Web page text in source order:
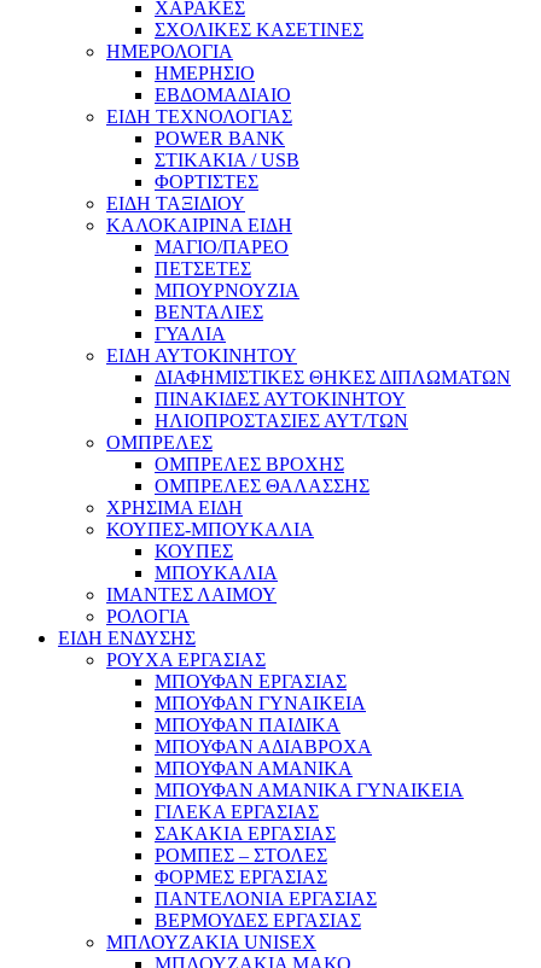
ΧΑΡΑΚΕΣ
ΣΧΟΛΙΚΕΣ ΚΑΣΕΤΙΝΕΣ
ΗΜΕΡΟΛΟΓΙΑ
ΗΜΕΡΗΣΙΟ
ΕΒΔΟΜΑΔΙΑΙΟ
ΕΙΔΗ ΤΕΧΝΟΛΟΓΙΑΣ
POWER BANK
ΣΤΙΚΑΚΙΑ / USB
ΦΟΡΤΙΣΤΕΣ
ΕΙΔΗ ΤΑΞΙΔΙΟΥ
ΚΑΛΟΚΑΙΡΙΝΑ ΕΙΔΗ
ΜΑΓΙΟ/ΠΑΡΕΟ
ΠΕΤΣΕΤΕΣ
ΜΠΟΥΡΝΟΥΖΙΑ
ΒΕΝΤΑΛΙΕΣ
ΓΥΑΛΙΑ
ΕΙΔΗ ΑΥΤΟΚΙΝΗΤΟΥ
ΔΙΑΦΗΜΙΣΤΙΚΕΣ ΘΗΚΕΣ ΔΙΠΛΩΜΑΤΩΝ
ΠΙΝΑΚΙΔΕΣ ΑΥΤΟΚΙΝΗΤΟΥ
ΗΛΙΟΠΡΟΣΤΑΣΙΕΣ ΑΥΤ/ΤΩΝ
ΟΜΠΡΕΛΕΣ
ΟΜΠΡΕΛΕΣ ΒΡΟΧΗΣ
ΟΜΠΡΕΛΕΣ ΘΑΛΑΣΣΗΣ
ΧΡΗΣΙΜΑ ΕΙΔΗ
ΚΟΥΠΕΣ-ΜΠΟΥΚΑΛΙΑ
ΚΟΥΠΕΣ
ΜΠΟΥΚΑΛΙΑ
ΙΜΑΝΤΕΣ ΛΑΙΜΟΥ
ΡΟΛΟΓΙΑ
ΕΙΔΗ ΕΝΔΥΣΗΣ
ΡΟΥΧΑ ΕΡΓΑΣΙΑΣ
ΜΠΟΥΦΑΝ ΕΡΓΑΣΙΑΣ
ΜΠΟΥΦΑΝ ΓΥΝΑΙΚΕΙΑ
ΜΠΟΥΦΑΝ ΠΑΙΔΙΚΑ
ΜΠΟΥΦΑΝ ΑΔΙΑΒΡΟΧΑ
ΜΠΟΥΦΑΝ ΑΜΑΝΙΚΑ
ΜΠΟΥΦΑΝ ΑΜΑΝΙΚΑ ΓΥΝΑΙΚΕΙΑ
ΓΙΛΕΚΑ ΕΡΓΑΣΙΑΣ
ΣΑΚΑΚΙΑ ΕΡΓΑΣΙΑΣ
ΡΟΜΠΕΣ – ΣΤΟΛΕΣ
ΦΟΡΜΕΣ ΕΡΓΑΣΙΑΣ
ΠΑΝΤΕΛΟΝΙΑ ΕΡΓΑΣΙΑΣ
ΒΕΡΜΟΥΔΕΣ ΕΡΓΑΣΙΑΣ
ΜΠΛΟΥΖΑΚΙΑ UNISEX